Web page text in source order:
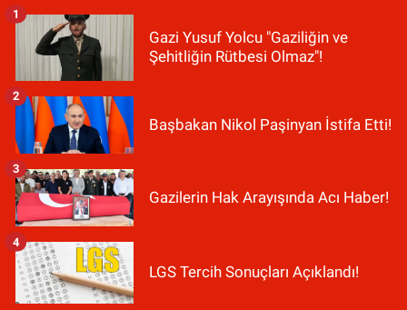
Gazi Yusuf Yolcu "Gaziliğin ve
Şehitliğin Rütbesi Olmaz"!
1
Başbakan Nikol Paşinyan İstifa Etti!
2
Gazilerin Hak Arayışında Acı Haber!
3
LGS Tercih Sonuçları Açıklandı!
4